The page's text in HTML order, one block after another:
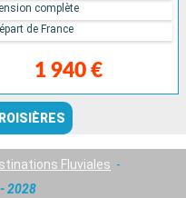
1 940 €
complète
de France
Fluviales
2028